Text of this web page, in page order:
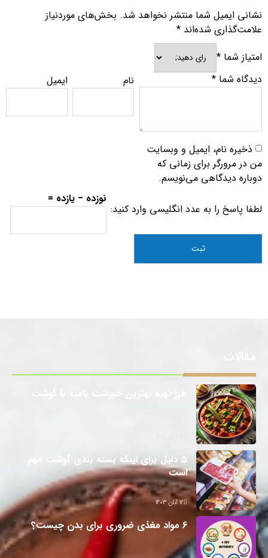
نشانی ایمیل شما منتشر نخواهد شد. بخش‌های موردنیاز
علامت‌گذاری شده‌اند *
امتیاز شما *
دیدگاه شما * نام ایمیل
ذخیره نام، ایمیل و وبسایت
من در مرورگر برای زمانی که
دوباره دیدگاهی می‌نویسم.
لطفا پاسخ را به عدد انگلیسی وارد کنید:
نوزده − یازده =
5 دلیل برای اینکه بسته بندی گوشت مهم
است
12 آبان 1403
6 مواد مغذی ضروری برای بدن چیست؟